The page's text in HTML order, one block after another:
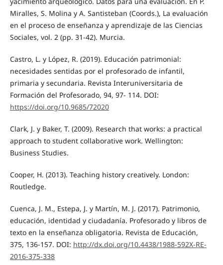
Miralles, S. Molina y A. Santisteban (Coords.), La evaluación
en el proceso de enseñanza y aprendizaje de las Ciencias
Sociales, vol. 2 (pp. 31-42). Murcia.
Castro, L. y López, R. (2019). Educación patrimonial:
necesidades sentidas por el profesorado de infantil,
primaria y secundaria. Revista Interuniversitaria de
Formación del Profesorado, 94, 97- 114. DOI:
https://doi.org/10.9685/72020
Clark, J. y Baker, T. (2009). Research that works: a practical
approach to student collaborative work. Wellington:
Business Studies.
Cooper, H. (2013). Teaching history creatively. London:
Routledge.
Cuenca, J. M., Estepa, J. y Martín, M. J. (2017). Patrimonio,
educación, identidad y ciudadanía. Profesorado y libros de
texto en la enseñanza obligatoria. Revista de Educación,
375, 136-157. DOI: http://dx.doi.org/10.4438/1988-592X-RE-
2016-375-338